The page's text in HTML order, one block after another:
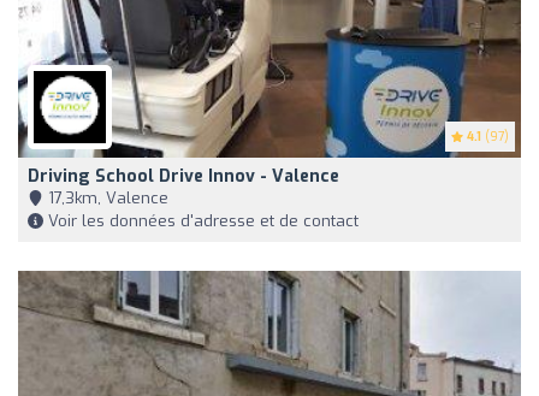
4.1 (97)
Driving School Drive Innov - Valence
17,3km, Valence
Voir les données d'adresse et de contact